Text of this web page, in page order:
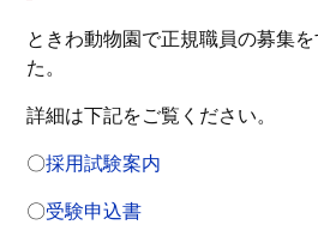
ときわ動物園で正規職員の募集
た。
詳細は下記をご覧ください。
〇採用試験案内
〇受験申込書